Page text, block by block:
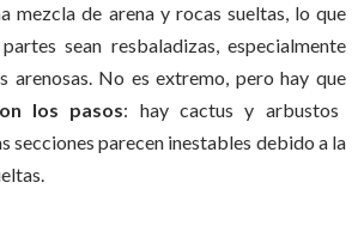
mezcla de arena y rocas sueltas, lo que
sean resbaladizas, especialmente
arenosas. No es extremo, pero hay que
los pasos: hay cactus y arbustos
secciones parecen inestables debido a la